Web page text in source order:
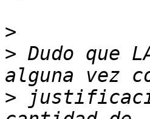
>
> Dudo que
>